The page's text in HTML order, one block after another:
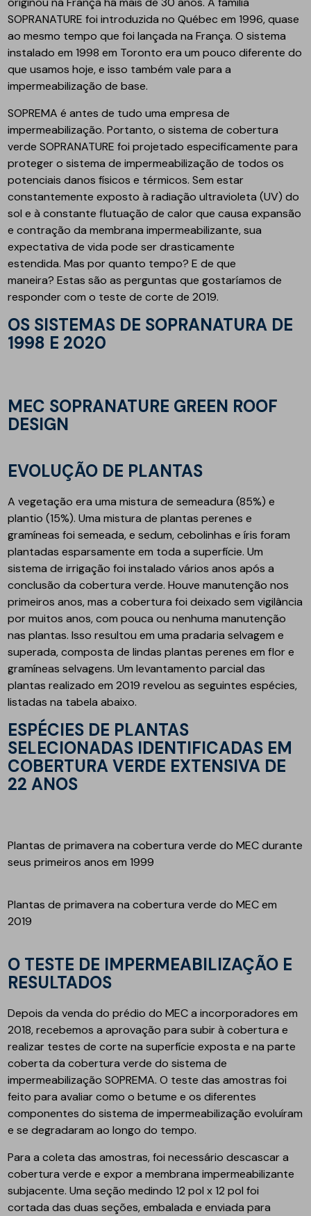
SOPRANATURE foi introduzida no Québec em 1996, quase
ao mesmo tempo que foi lançada na França. O sistema
instalado em 1998 em Toronto era um pouco diferente do
que usamos hoje, e isso também vale para a
impermeabilização de base.
SOPREMA é antes de tudo uma empresa de
impermeabilização. Portanto, o sistema de cobertura
verde SOPRANATURE foi projetado especificamente para
proteger o sistema de impermeabilização de todos os
potenciais danos físicos e térmicos. Sem estar
constantemente exposto à radiação ultravioleta (UV) do
sol e à constante flutuação de calor que causa expansão
e contração da membrana impermeabilizante, sua
expectativa de vida pode ser drasticamente
estendida. Mas por quanto tempo? E de que
maneira? Estas são as perguntas que gostaríamos de
responder com o teste de corte de 2019.
OS SISTEMAS DE SOPRANATURA DE
1998 E 2020
MEC SOPRANATURE GREEN ROOF
DESIGN
EVOLUÇÃO DE PLANTAS
A vegetação era uma mistura de semeadura (85%) e
plantio (15%). Uma mistura de plantas perenes e
gramíneas foi semeada, e sedum, cebolinhas e íris foram
plantadas esparsamente em toda a superfície. Um
sistema de irrigação foi instalado vários anos após a
conclusão da cobertura verde. Houve manutenção nos
primeiros anos, mas a cobertura foi deixado sem vigilância
por muitos anos, com pouca ou nenhuma manutenção
nas plantas. Isso resultou em uma pradaria selvagem e
superada, composta de lindas plantas perenes em flor e
gramíneas selvagens. Um levantamento parcial das
plantas realizado em 2019 revelou as seguintes espécies,
listadas na tabela abaixo.
ESPÉCIES DE PLANTAS
SELECIONADAS IDENTIFICADAS EM
COBERTURA VERDE EXTENSIVA DE
22 ANOS
Plantas de primavera na cobertura verde do MEC durante
seus primeiros anos em 1999
Plantas de primavera na cobertura verde do MEC em
2019
O TESTE DE IMPERMEABILIZAÇÃO E
RESULTADOS
Depois da venda do prédio do MEC a incorporadores em
2018, recebemos a aprovação para subir à cobertura e
realizar testes de corte na superfície exposta e na parte
coberta da cobertura verde do sistema de
impermeabilização SOPREMA. O teste das amostras foi
feito para avaliar como o betume e os diferentes
componentes do sistema de impermeabilização evoluíram
e se degradaram ao longo do tempo.
Para a coleta das amostras, foi necessário descascar a
cobertura verde e expor a membrana impermeabilizante
subjacente. Uma seção medindo 12 pol x 12 pol foi
cortada das duas seções, embalada e enviada para